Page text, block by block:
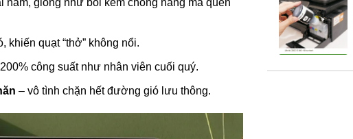
khiến quạt “thở” không nổi.
công suất như nhân viên cuối quý.
– vô tình chặn hết đường gió lưu thông.